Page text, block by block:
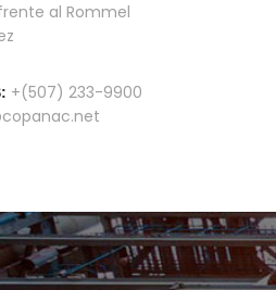
al Rommel
+(507) 233-9900